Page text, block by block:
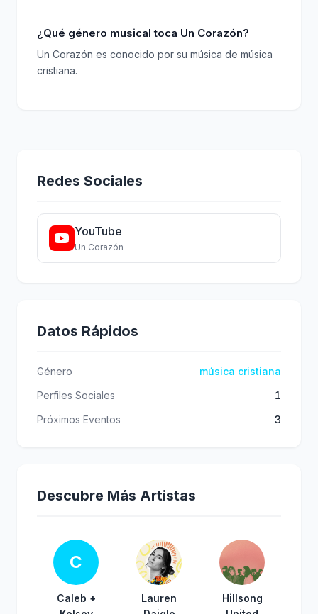
¿Qué género musical toca Un Corazón?
Un Corazón es conocido por su música de música
cristiana.
Redes Sociales
YouTube
Un Corazón
Datos Rápidos
Género
música cristiana
Perfiles Sociales
1
Próximos Eventos
3
Descubre Más Artistas
C
Caleb +
Lauren
Hillsong